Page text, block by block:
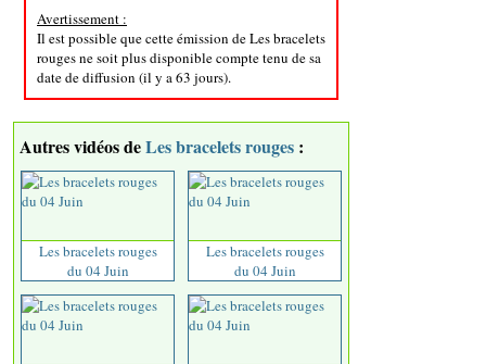
Avertissement :
Il est possible que cette émission de Les bracelets
rouges ne soit plus disponible compte tenu de sa
date de diffusion (il y a 63 jours).
Autres vidéos deLes bracelets rouges :
Les bracelets rouges
du 04 Juin
Les bracelets rouges
du 04 Juin